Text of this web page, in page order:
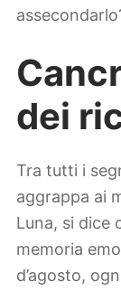
dei
Tra tutti i
aggrappa ai
Luna, si dice
memoria
d’agosto,